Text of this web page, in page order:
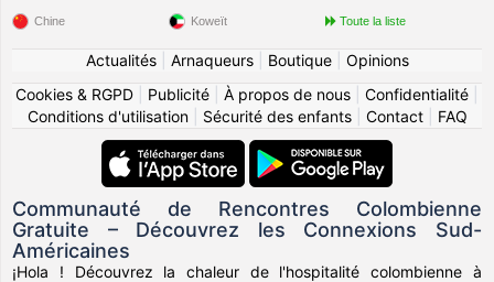
Chine Koweït Toute la liste
Actualités| Arnaqueurs| Boutique| Opinions
Cookies & RGPD
Publicité À propos de nous Confidentialité
Conditions d'utilisation| Sécurité des enfants| Contact| FAQ
Communauté de Rencontres Colombienne
Gratuite – Découvrez les Connexions Sud-
Américaines
¡Hola ! Découvrez la chaleur de l'hospitalité colombienne à